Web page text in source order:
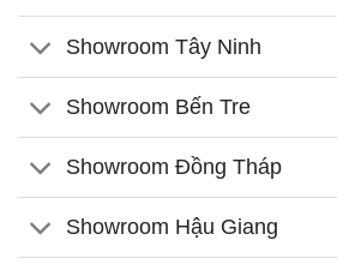
Showroom Tây Ninh
Showroom Bến Tre
Showroom Đồng Tháp
Showroom Hậu Giang